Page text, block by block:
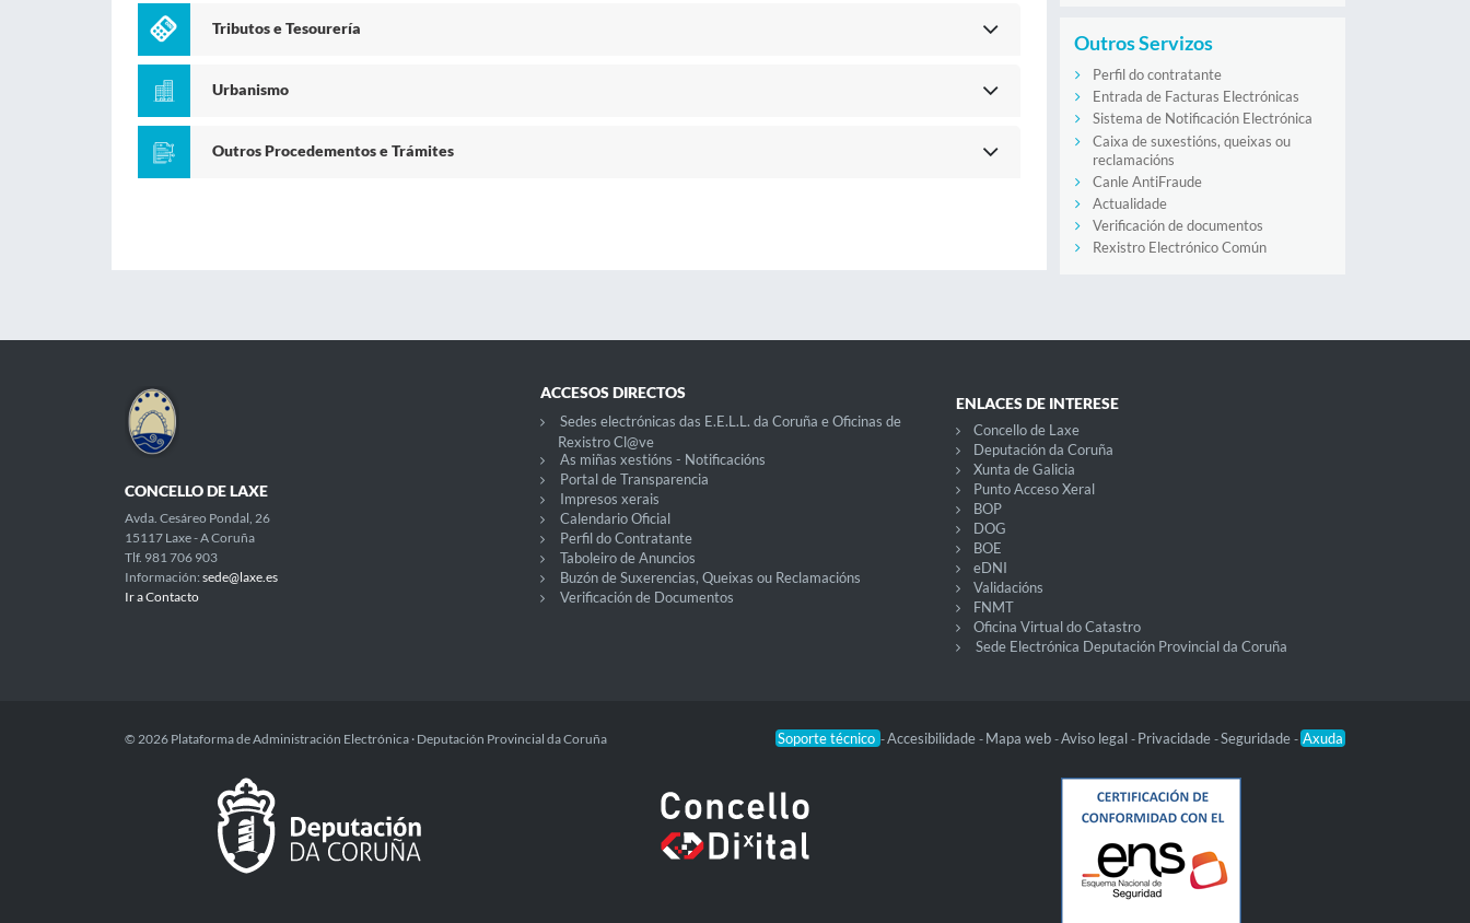
Tributos e Tesourería
Urbanismo
Outros Procedementos e Trámites
Outros Servizos
Perfil do contratante
Entrada de Facturas Electrónicas
Sistema de Notificación Electrónica
Caixa de suxestións, queixas ou
reclamacións
Canle AntiFraude
Actualidade
Verificación de documentos
Rexistro Electrónico Común
CONCELLO DE LAXE
Avda. Cesáreo Pondal, 26
15117 Laxe - A Coruña
Tlf. 981 706 903
Información: sede@laxe.es
Ir a Contacto
ACCESOS DIRECTOS
Sedes electrónicas das E.E.L.L. da Coruña e Oficinas de
Rexistro Cl@ve
As miñas xestións - Notificacións
Portal de Transparencia
Impresos xerais
Calendario Oficial
Perfil do Contratante
Taboleiro de Anuncios
Buzón de Suxerencias, Queixas ou Reclamacións
Verificación de Documentos
ENLACES DE INTERESE
Concello de Laxe
Deputación da Coruña
Xunta de Galicia
Punto Acceso Xeral
BOP
DOG
BOE
eDNI
Validacións
FNMT
Oficina Virtual do Catastro
Sede Electrónica Deputación Provincial da Coruña
Soporte técnico -Accesibilidade - Mapa web -Aviso legal - Privacidade -Seguridade - Axuda
© 2026 Plataforma de Administración Electrónica · Deputación Provincial da Coruña